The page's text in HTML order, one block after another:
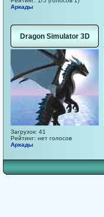
Аркады
Dragon Simulator 3D
Загрузок: 41
Рейтинг: нет голосов
Аркады